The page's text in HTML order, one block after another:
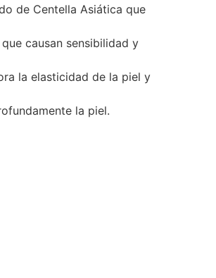
de Centella Asiática que
causan sensibilidad y
la elasticidad de la piel y
la piel.